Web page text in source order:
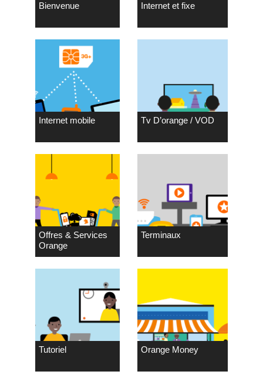
Bienvenue Internet et fixe
Internet mobile Tv D’orange / VOD
Offres & Services
Orange
Terminaux
Tutoriel Orange Money